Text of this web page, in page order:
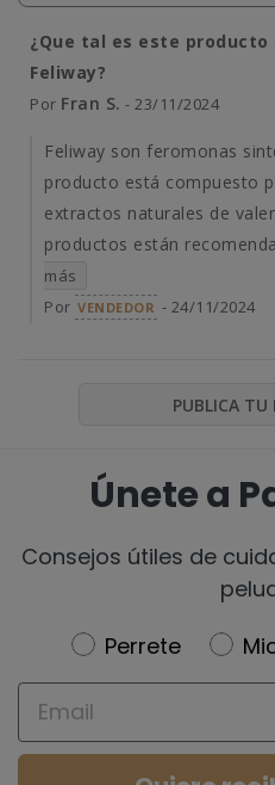
¿Que tal es este producto
Feliway?
Por Fran S. - 23/11/2024
Feliway son feromonas
producto está compuesto
extractos naturales de
productos están
más
Por VENDEDOR - 24/11/2024
PUBLICA TU
Únete a
Consejos útiles de
Newsletter
Perrete
Email